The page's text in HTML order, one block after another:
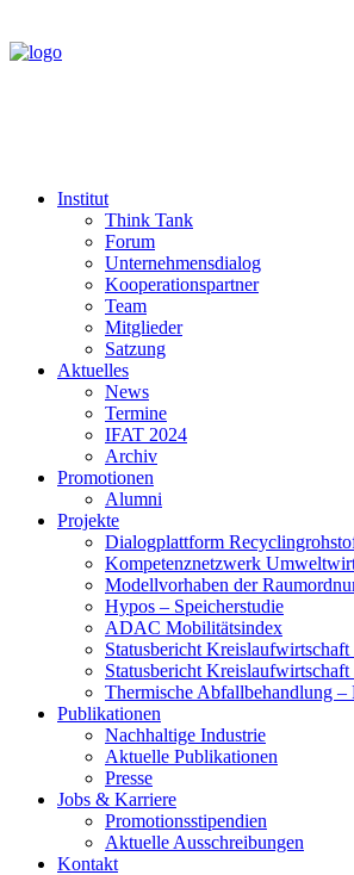
Institut
Think Tank
Forum
Unternehmensdialog
Kooperationspartner
Team
Mitglieder
Satzung
Aktuelles
News
Termine
IFAT 2024
Archiv
Promotionen
Alumni
Projekte
Dialogplattform
Kompetenznetzwerk
Modellvorhaben der
Hypos – Speicherstudie
ADAC Mobilitätsindex
Statusbericht Kreislaufwirtschaft
Statusbericht Kreislaufwirtschaft
Thermische Abfallbehandlung –
Publikationen
Nachhaltige Industrie
Aktuelle Publikationen
Presse
Jobs & Karriere
Promotionsstipendien
Aktuelle Ausschreibungen
Kontakt